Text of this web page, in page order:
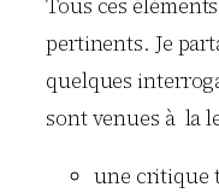
pertinents. Je
quelques
sont venues à la
une critique